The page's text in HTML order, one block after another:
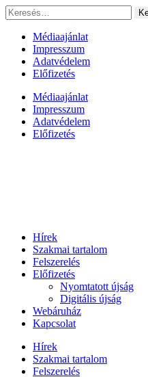
Ugrás
a
tartalomhoz
Keresés:
Médiaajánlat
Impresszum
Adatvédelem
Előfizetés
Médiaajánlat
Impresszum
Adatvédelem
Előfizetés
Hírek
Szakmai tartalom
Felszerelés
Előfizetés
Nyomtatott újság
Digitális újság
Webáruház
Kapcsolat
Hírek
Szakmai tartalom
Felszerelés